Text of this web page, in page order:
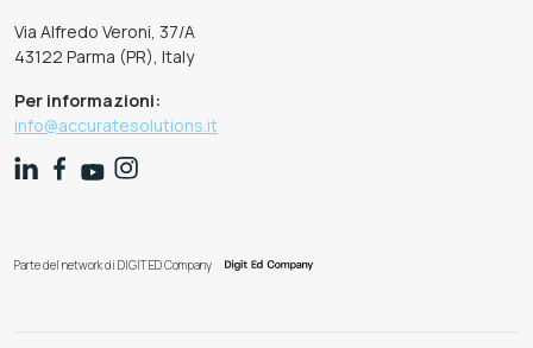
Via Alfredo Veroni, 37/A
43122 Parma (PR), Italy
Per informazioni:
info@accuratesolutions.it
Parte del network di DIGIT ED Company